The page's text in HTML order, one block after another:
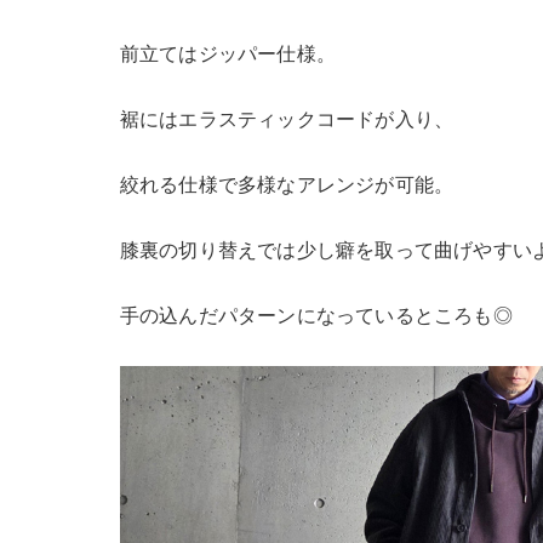
前立てはジッパー仕様。
裾にはエラスティックコードが入り、
絞れる仕様で多様なアレンジが可能。
膝裏の切り替えでは少し癖を取って曲げやすい
手の込んだパターンになっているところも◎